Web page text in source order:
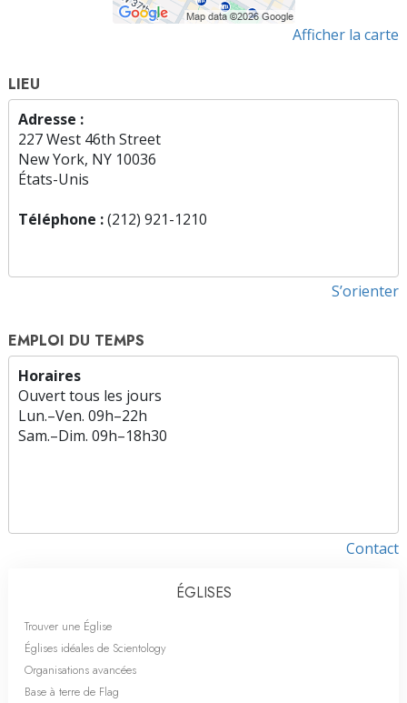
Afficher la carte
LIEU
Adresse :
227 West 46th Street
New York, NY 10036
États-Unis
Téléphone :(212) 921-1210
S’orienter
EMPLOI DU TEMPS
Horaires
Ouvert tous les jours
Lun.–Ven. 09h–22h
Sam.–Dim. 09h–18h30
Contact
ÉGLISES
Trouver une Église
Églises idéales de Scientology
Organisations avancées
Base à terre de Flag